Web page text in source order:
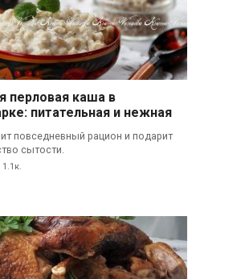
перловая каша в
питательная и нежная
повседневный рацион и подарит
сытости.
1.1к.